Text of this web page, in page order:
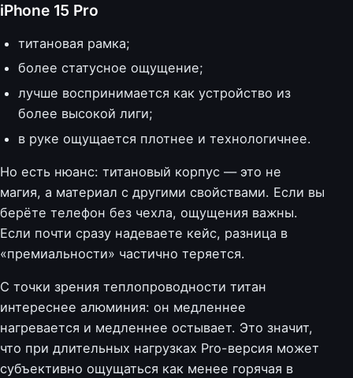
iPhone 15 Pro
титановая рамка;
более статусное ощущение;
лучше воспринимается как устройство из
более высокой лиги;
в руке ощущается плотнее и технологичнее.
Но есть нюанс: титановый корпус — это не
магия, а материал с другими свойствами. Если вы
берёте телефон без чехла, ощущения важны.
Если почти сразу надеваете кейс, разница в
«премиальности» частично теряется.
С точки зрения теплопроводности титан
интереснее алюминия: он медленнее
нагревается и медленнее остывает. Это значит,
что при длительных нагрузках Pro-версия может
субъективно ощущаться как менее горячая в